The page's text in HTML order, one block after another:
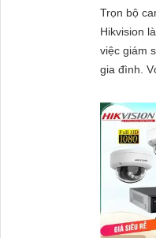
Trọn bộ
Hikvision
việc giám
gia đình. Với thiết kế nhỏ gọn và tinh
thẩm mỹ